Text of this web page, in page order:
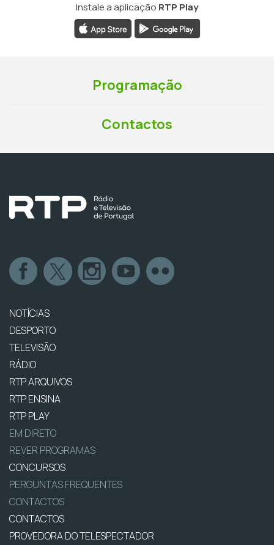
Instale a aplicação RTP Play
Programação
Contactos
NOTÍCIAS
DESPORTO
TELEVISÃO
RÁDIO
RTP ARQUIVOS
RTP ENSINA
RTP PLAY
EM DIRETO
REVER PROGRAMAS
CONCURSOS
PERGUNTAS FREQUENTES
CONTACTOS
CONTACTOS
PROVEDORA DO TELESPECTADOR